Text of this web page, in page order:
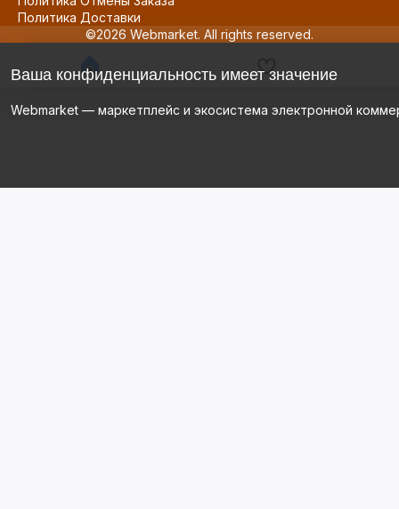
Политика Доставки
©2026 Webmarket. All rights reserved.
Ваша конфиденциальность имеет значение
Webmarket — маркетплейс и экосистема электронной